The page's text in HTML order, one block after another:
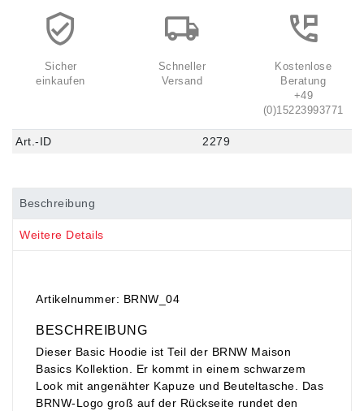
Sicher
einkaufen
Schneller
Versand
Kostenlose
Beratung
+49
(0)15223993771
Art.-ID 2279
Beschreibung
Weitere Details
Artikelnummer: BRNW_04
BESCHREIBUNG
Dieser Basic Hoodie ist Teil der BRNW Maison
Basics Kollektion. Er kommt in einem schwarzem
Look mit angenähter Kapuze und Beuteltasche. Das
BRNW-Logo groß auf der Rückseite rundet den